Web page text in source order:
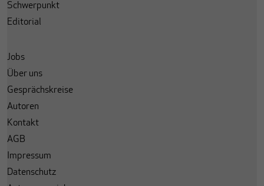
Schwerpunkt
Editorial
Jobs
Über uns
Gesprächskreise
Autoren
Kontakt
AGB
Impressum
Datenschutz